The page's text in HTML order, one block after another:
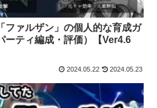
ファルザン」の個人的な育成ガ
ーティ編成・評価）【Ver4.6
2024.05.22 2024.05.23